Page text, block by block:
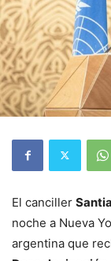
El canciller
noche a Nueva
argentina que